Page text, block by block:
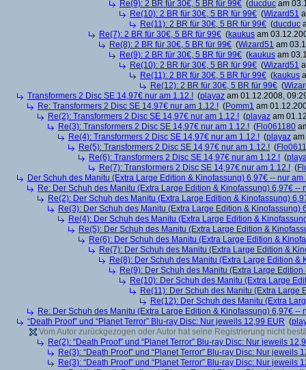
Re(9): 2 BR für 30€, 5 BR für 99€ (ducduc am
Re(10): 2 BR für 30€, 5 BR für 99€ (Wizard51
Re(11): 2 BR für 30€, 5 BR für 99€ (ducduc
Re(7): 2 BR für 30€, 5 BR für 99€ (kaukus am
Re(8): 2 BR für 30€, 5 BR für 99€ (Wizard51 am
Re(9): 2 BR für 30€, 5 BR für 99€ (kaukus am
Re(10): 2 BR für 30€, 5 BR für 99€ (Wizard51
Re(11): 2 BR für 30€, 5 BR für 99€ (kaukus
Re(12): 2 BR für 30€, 5 BR für 99€ (
Transformers 2 Disc SE 14,97€ nur am 1.12.! (playaz am 01.12.2008,
Re: Transformers 2 Disc SE 14,97€ nur am 1.12.! (Pomm1 am
Re(2): Transformers 2 Disc SE 14,97€ nur am 1.12.! (playaz am
Re(3): Transformers 2 Disc SE 14,97€ nur am 1.12.! (Flo061180
Re(4): Transformers 2 Disc SE 14,97€ nur am 1.12.! (playaz
Re(5): Transformers 2 Disc SE 14,97€ nur am 1.12.! (
Re(6): Transformers 2 Disc SE 14,97€ nur am 1.12.! (
Re(7): Transformers 2 Disc SE 14,97€ nur am 1.12.! (
Der Schuh des Manitu (Extra Large Edition & Kinofassung) 6,97€ -- nur am
Re: Der Schuh des Manitu (Extra Large Edition & Kinofassung) 6,97€ --
Re(2): Der Schuh des Manitu (Extra Large Edition & Kinofassung)
Re(3): Der Schuh des Manitu (Extra Large Edition & Kinofassung)
Re(4): Der Schuh des Manitu (Extra Large Edition &
Re(5): Der Schuh des Manitu (Extra Large Edition &
Re(6): Der Schuh des Manitu (Extra Large Edition &
Re(7): Der Schuh des Manitu (Extra Large Edition &
Re(8): Der Schuh des Manitu (Extra Large Edition &
Re(9): Der Schuh des Manitu (Extra Large
Re(10): Der Schuh des Manitu (Extra Large
Re(11): Der Schuh des Manitu (Extra Large
Re(12): Der Schuh des Manitu (Extra
Re: Der Schuh des Manitu (Extra Large Edition & Kinofassung) 6,97€ --
“Death Proof” und “Planet Terror” Blu-ray Disc: Nur jeweils 12,99 EUR (
Vom Autor zurückgezogen oder Autor hat seine Registrierung nicht
Re(2): “Death Proof” und “Planet Terror” Blu-ray Disc: Nur jeweils
Re(3): “Death Proof” und “Planet Terror” Blu-ray Disc: Nur jeweils
Re(3): “Death Proof” und “Planet Terror” Blu-ray Disc: Nur jeweils